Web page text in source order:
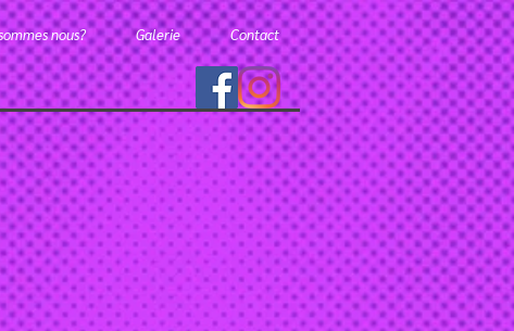
nous? Galerie Contact